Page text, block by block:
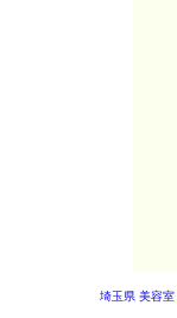
埼玉県 美容室